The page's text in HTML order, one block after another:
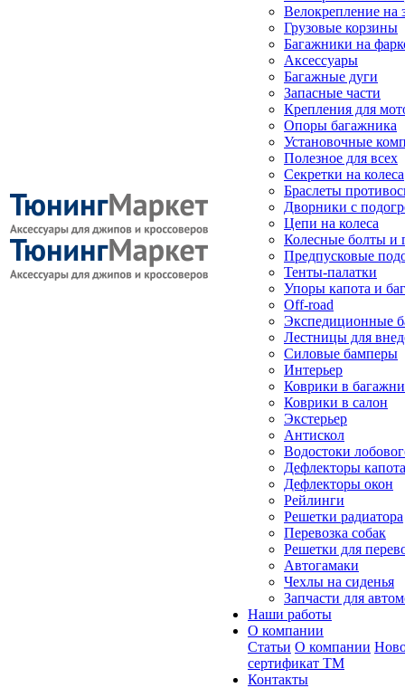
Велокрепление на
Грузовые корзины
Багажники на
Аксессуары
Багажные дуги
Запасные части
Крепления для
Опоры багажника
Установочные
Полезное для всех
Секретки на колеса
Браслеты
Дворники с
Цепи на колеса
Колесные болты и
Предпусковые
Тенты-палатки
Упоры капота и
Off-road
Экспедиционные
Лестницы для
Силовые бамперы
Интерьер
Коврики в
Коврики в салон
Экстерьер
Антискол
Водостоки
Дефлекторы капота
Дефлекторы окон
Рейлинги
Решетки радиатора
Перевозка собак
Решетки для
Автогамаки
Чехлы на сиденья
Запчасти для
Наши работы
О компании
Статьи О компании
сертификат ТМ
Контакты